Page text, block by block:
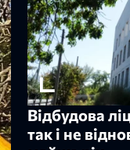
Відбудова
так і не